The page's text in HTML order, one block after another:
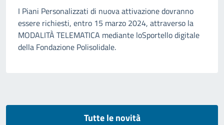
I Piani Personalizzati di nuova attivazione dovranno
essere richiesti, entro 15 marzo 2024, attraverso la
MODALITÀ TELEMATICA mediante loSportello digitale
della Fondazione Polisolidale.
Tutte le novità